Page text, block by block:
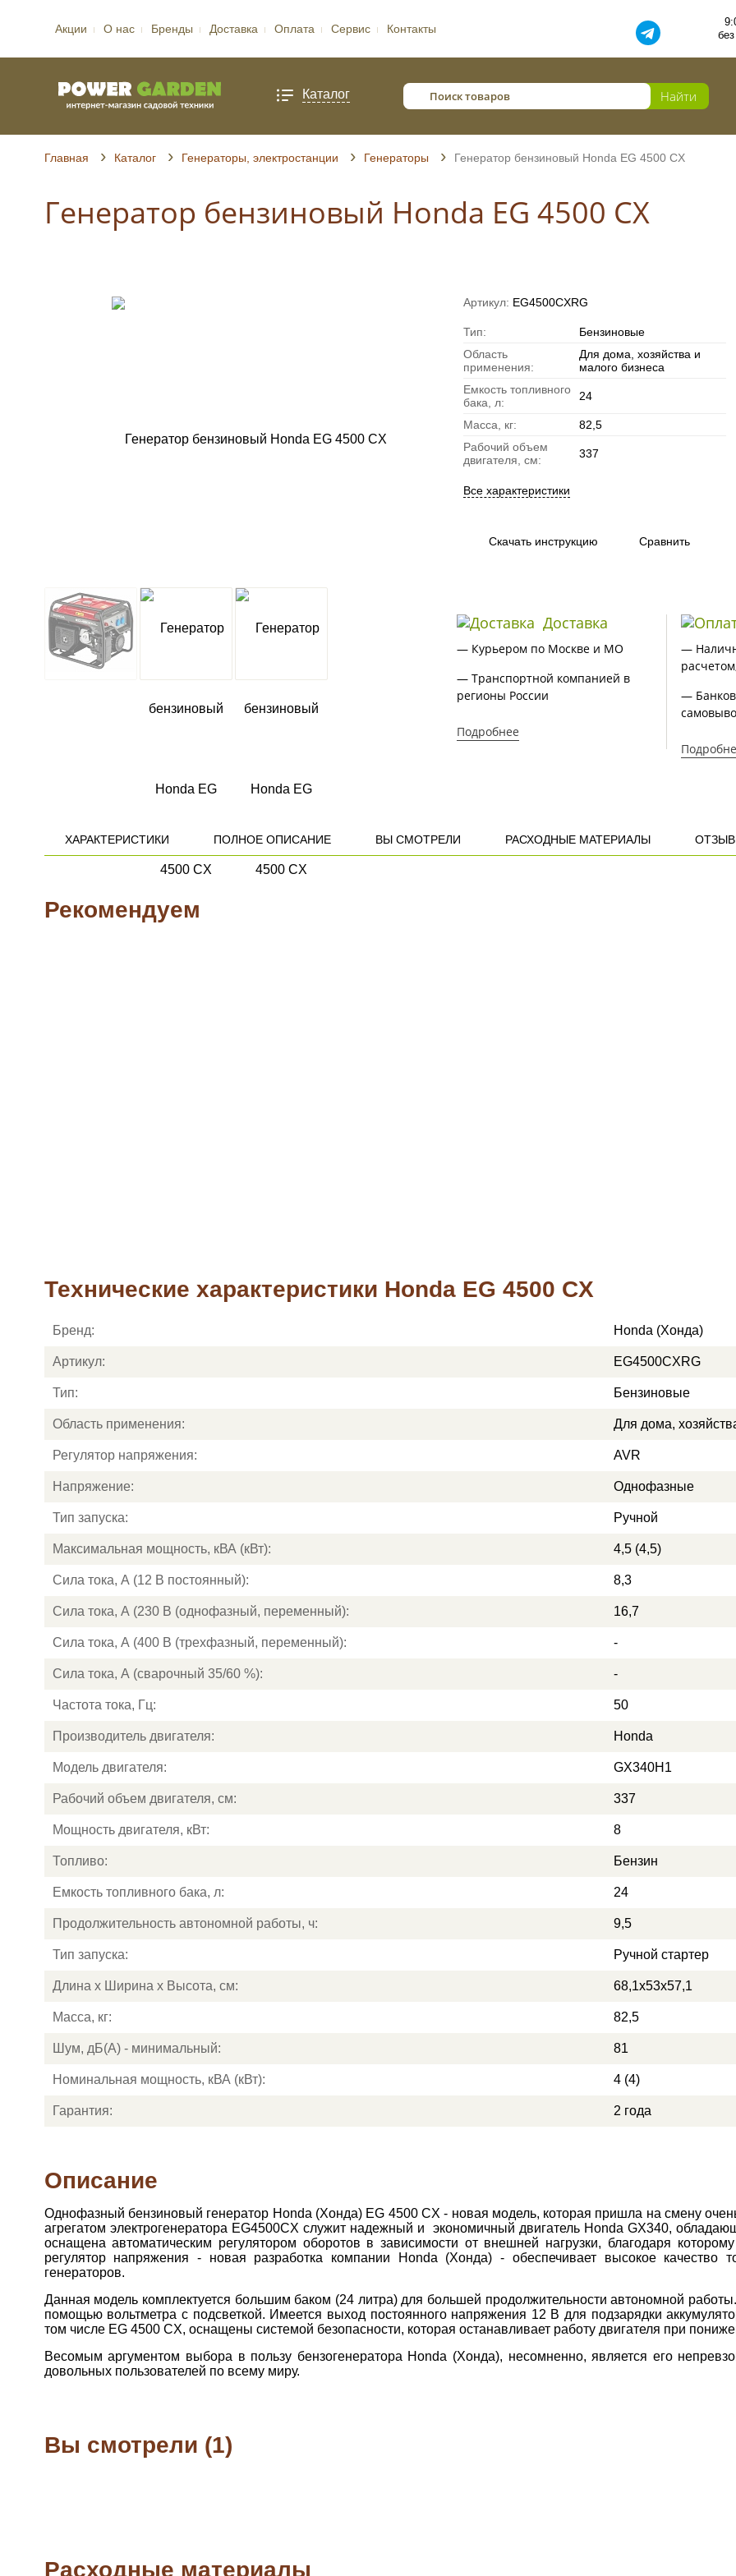
Акции О нас Бренды Доставка Оплата Сервис Контакты
Каталог
Главная Каталог Генераторы, электростанции Генераторы Генератор бензиновый Honda EG 4500 CX
Генератор бензиновый Honda EG 4500 CX
Артикул: EG4500CXRG
Тип:
Бензиновые
Область
применения:
Для дома, хозяйства и
малого бизнеса
Емкость топливного
бака, л:
24
Масса, кг:
82,5
Рабочий объем
двигателя, см:
337
Все характеристики
Скачать инструкцию Сравнить
Доставка
— Курьером по Москве и МО
— Транспортной компанией в
регионы России
Подробнее
—
—
ХАРАКТЕРИСТИКИ ПОЛНОЕ ОПИСАНИЕ ВЫ СМОТРЕЛИ РАСХОДНЫЕ МАТЕРИАЛЫ
Рекомендуем
Технические характеристики Honda EG 4500 CX
Бренд: Honda (Хонда)
Артикул: EG4500CXRG
Тип: Бензиновые
Область применения: Для дома,
Регулятор напряжения: AVR
Напряжение: Однофазные
Тип запуска: Ручной
Максимальная мощность, кВА (кВт): 4,5 (4,5)
Сила тока, А (12 В постоянный): 8,3
Сила тока, А (230 В (однофазный, переменный): 16,7
Сила тока, А (400 В (трехфазный, переменный): -
Сила тока, А (сварочный 35/60 %): -
Частота тока, Гц: 50
Производитель двигателя: Honda
Модель двигателя: GX340H1
Рабочий объем двигателя, см: 337
Мощность двигателя, кВт: 8
Топливо: Бензин
Емкость топливного бака, л: 24
Продолжительность автономной работы, ч: 9,5
Тип запуска: Ручной стартер
Длина х Ширина х Высота, см: 68,1х53х57,1
Масса, кг: 82,5
Шум, дБ(А) - минимальный: 81
Номинальная мощность, кВА (кВт): 4 (4)
Гарантия: 2 года
Описание
Однофазный бензиновый генератор Honda (Хонда) EG 4500 CX - новая модель, которая пришла на смену
агрегатом электрогенератора EG4500CX служит надежный и экономичный двигатель Honda GX340,
оснащена автоматическим регулятором оборотов в зависимости от внешней нагрузки, благодаря
регулятор напряжения - новая разработка компании Honda (Хонда) - обеспечивает высокое качество
генераторов.
Данная модель комплектуется большим баком (24 литра) для большей продолжительности автономной
помощью вольтметра с подсветкой. Имеется выход постоянного напряжения 12 В для подзарядки
том числе EG 4500 CX, оснащены системой безопасности, которая останавливает работу двигателя при
Весомым аргументом выбора в пользу бензогенератора Honda (Хонда), несомненно, является его
довольных пользователей по всему миру.
Вы смотрели (1)
Расходные материалы